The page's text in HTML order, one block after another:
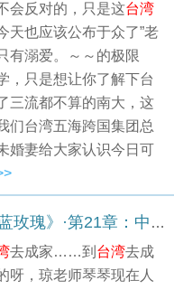
会反对的，只是这台湾
天也应该公布于众了”老
有溺爱。～～的极限
，只是想让你了解下台
三流都不算的南大，这
们台湾五海跨国集团总
婚妻给大家认识今日可
《一曲苦恋与父女情的绝唱——蓝玫瑰》·第21章：中卷：恋之歌 ：失恋（1）
去成家……到 台湾去成
呀，琼老师琴琴现在人